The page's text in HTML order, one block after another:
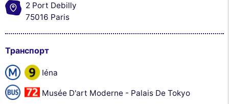
2 Port Debilly
75016 Paris
Транспорт
Iéna
Musée D'art Moderne - Palais De Tokyo